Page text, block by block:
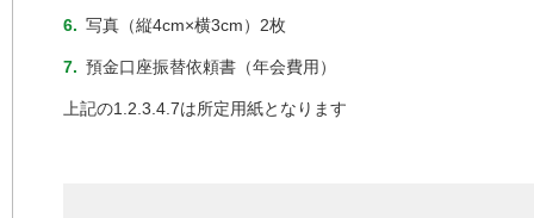
6. 写真（縦4cm×横3cm）2枚
7. 預金口座振替依頼書（年会費用）
上記の1.2.3.4.7は所定用紙となります